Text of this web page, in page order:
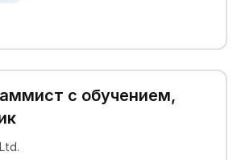
с обучением,